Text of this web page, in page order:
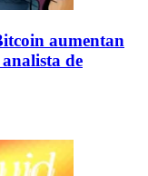
aumentan
de